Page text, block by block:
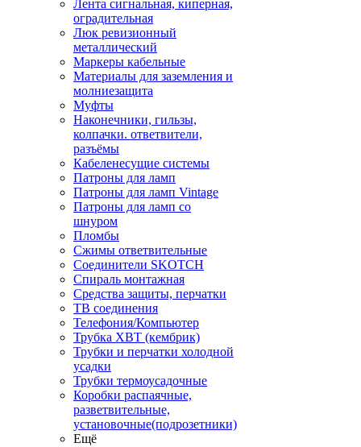
Лента сигнальная, киперная,
оградительная
Люк ревизионный
металлический
Маркеры кабельные
Материалы для заземления и
молниезащита
Муфты
Наконечники, гильзы,
колпачки. ответвители,
разъёмы
Кабеленесущие системы
Патроны для ламп
Патроны для ламп Vintage
Патроны для ламп со
шнуром
Пломбы
Сжимы ответвительные
Соединители SKOTCH
Спираль монтажная
Средства защиты, перчатки
ТВ соединения
Телефония/Компьютер
Трубка ХВТ (кембрик)
Трубки и перчатки холодной
усадки
Трубки термоусадочные
Коробки распаячные,
разветвительные,
установочные(подрозетники)
Ещё